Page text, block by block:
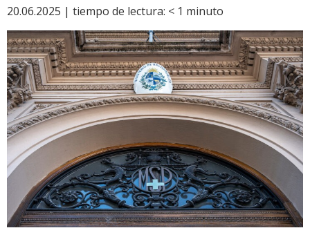
20.06.2025 | tiempo de lectura: < 1 minuto